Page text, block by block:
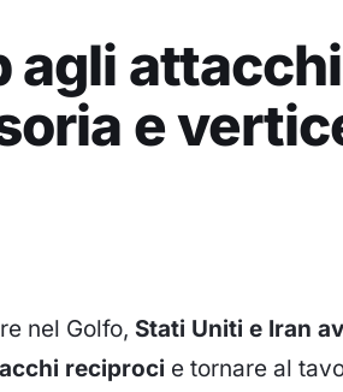
agli
e
nel Golfo, Stati Uniti e Iran
reciproci e tornare al